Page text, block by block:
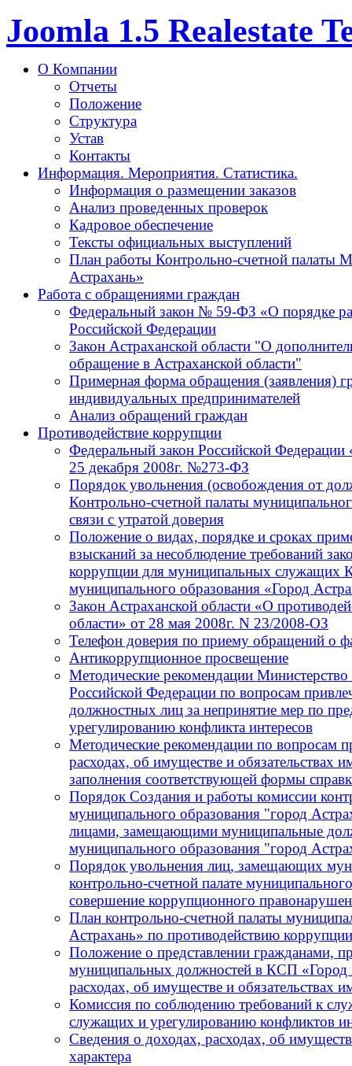
Joomla 1.5 Realestate
О Компании
Отчеты
Положение
Структура
Устав
Контакты
Информация. Мероприятия. Статистика.
Информация о размещении заказов
Анализ проведенных проверок
Кадровое обеспечение
Тексты официальных выступлений
План работы Контрольно-счетной палаты
Астрахань»
Работа с обращениями граждан
Федеральный закон № 59-ФЗ «О порядке
Российской Федерации
Закон Астраханской области "О
обращение в Астраханской области"
Примерная форма обращения (заявления)
индивидуальных предпринимателей
Анализ обращений граждан
Противодействие коррупции
Федеральный закон Российской
25 декабря 2008г. №273-ФЗ
Порядок увольнения (освобождения от
Контрольно-счетной палаты
связи с утратой доверия
Положение о видах, порядке и сроках
взысканий за несоблюдение требований
коррупции для муниципальных служащих
муниципального образования «Город
Закон Астраханской области «О
области» от 28 мая 2008г. N 23/2008-ОЗ
Телефон доверия по приему обращений о
Антикоррупционное просвещение
Методические рекомендации
Российской Федерации по вопросам
должностных лиц за непринятие мер по
урегулированию конфликта интересов
Методические рекомендации по вопросам
расходах, об имуществе и обязательствах
заполнения соответствующей формы
Порядок Создания и работы комиссии
муниципального образования "город
лицами, замещающими муниципальные
муниципального образования "город
Порядок увольнения лиц, замещающих
контрольно-счетной палате
совершение коррупционного
План контрольно-счетной палаты
Астрахань» по противодействию
Положение о представлении гражданами,
муниципальных должностей в КСП «Город
расходах, об имуществе и обязательствах
Комиссия по соблюдению требований к
служащих и урегулированию конфликтов
Сведения о доходах, расходах, об
характера